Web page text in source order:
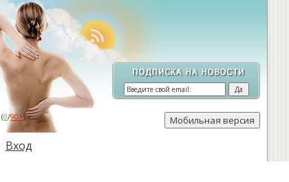
(0/901)
Вход